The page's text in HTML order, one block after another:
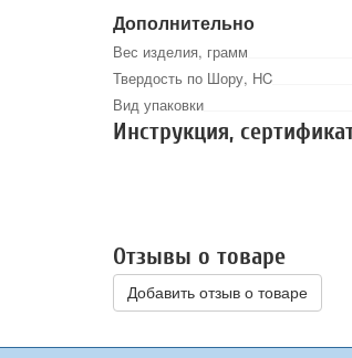
Дополнительно
Вес изделия, грамм
Твердость по Шору, HC
Вид упаковки
Инструкция,
Отзывы о товаре
Добавить отзыв о товаре